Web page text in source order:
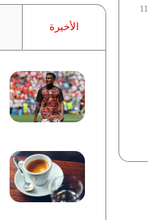
الأخيرة